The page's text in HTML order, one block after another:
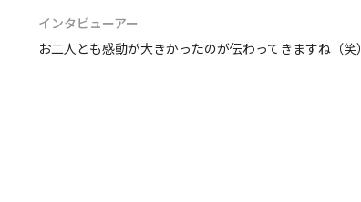
インタビューアー
お二人とも感動が大きかったのが伝わってきますね（笑）